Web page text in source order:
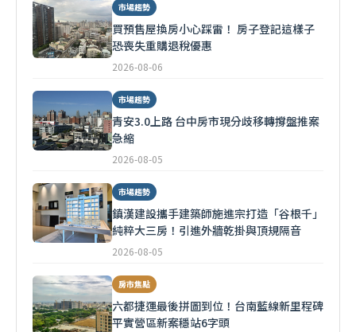
市場趨勢
買預售屋換房小心踩雷！ 房子登記這樣子
恐喪失重購退稅優惠
2026-08-06
市場趨勢
青安3.0上路 台中房市現分歧移轉撐盤推案
急縮
2026-08-05
市場趨勢
鎮漢建設攜手建築師施進宗打造「谷根千」
純粹大三房！引進外牆乾掛與頂規隔音
2026-08-05
房市焦點
六都捷運最後拼圖到位！台南藍線新里程碑
平實營區新案穩站6字頭